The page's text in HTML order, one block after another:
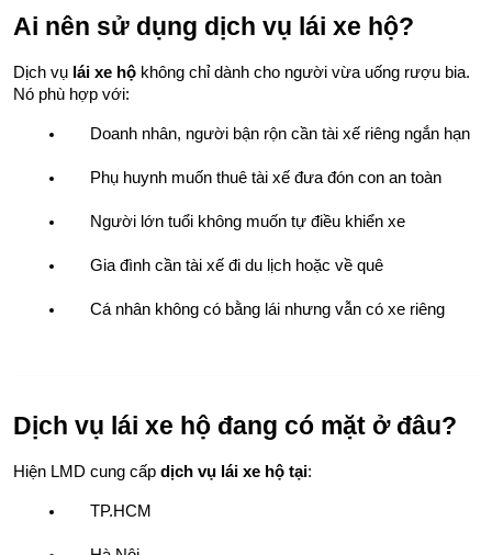
Ai nên sử dụng dịch vụ lái xe hộ?
Dịch vụ lái xe hộ không chỉ dành cho người vừa uống rượu bia.
Nó phù hợp với:
Doanh nhân, người bận rộn cần tài xế riêng ngắn hạn
Phụ huynh muốn thuê tài xế đưa đón con an toàn
Người lớn tuổi không muốn tự điều khiển xe
Gia đình cần tài xế đi du lịch hoặc về quê
Cá nhân không có bằng lái nhưng vẫn có xe riêng
Dịch vụ lái xe hộ đang có mặt ở đâu?
Hiện LMD cung cấp dịch vụ lái xe hộ tại:
TP.HCM